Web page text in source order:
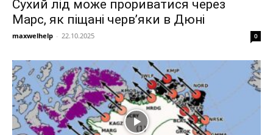
Сухий лід може прориватися через
Марс, як піщані черв’яки в Дюні
maxwelhelp - 22.10.2025 0